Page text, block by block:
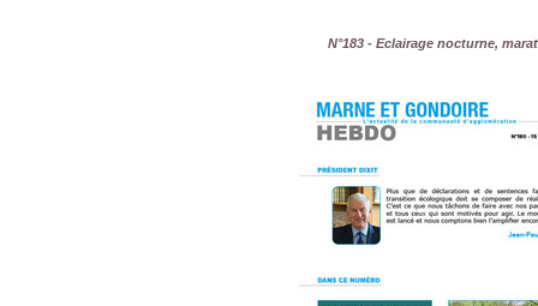
N°183 - Eclairage nocturne,